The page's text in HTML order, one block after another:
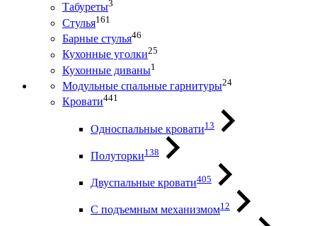
Табуреты3
Стулья161
Барные стулья46
Кухонные уголки25
Кухонные диваны1
Модульные спальные гарнитуры24
Кровати441
Односпальные кровати13
Полуторки138
Двуспальные кровати405
С подъемным механизмом12